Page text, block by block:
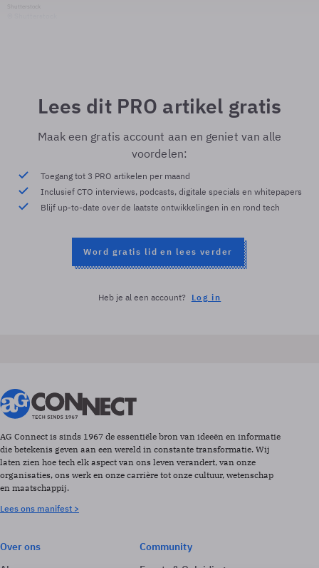
Lees dit PRO artikel gratis
Maak een gratis account aan en geniet van alle
voordelen:
Toegang tot 3 PRO artikelen per maand
Inclusief CTO interviews, podcasts, digitale specials en whitepapers
Blijf up-to-date over de laatste ontwikkelingen in en rond tech
Word gratis lid en lees verder
Heb je al een account? Log in
AG Connect is sinds 1967 de essentiële bron van ideeën en informatie
die betekenis geven aan een wereld in constante transformatie. Wij
laten zien hoe tech elk aspect van ons leven verandert, van onze
organisaties, ons werk en onze carrière tot onze cultuur, wetenschap
en maatschappij.
Lees ons manifest >
Over ons
Community